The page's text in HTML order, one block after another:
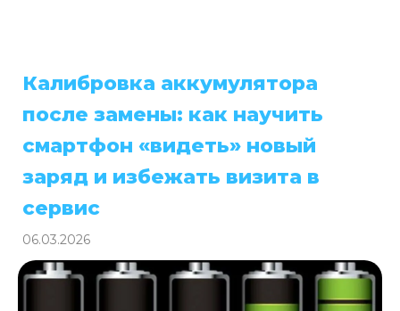
Калибровка аккумулятора
после замены: как научить
смартфон «видеть» новый
заряд и избежать визита в
сервис
06.03.2026